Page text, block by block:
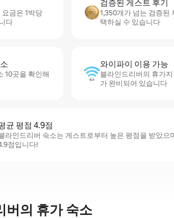
금은 1박당
다
검증된 게스트 후기
1,350개가 넘는 검증된
택하실 수 있습니다
10곳을 확인해
와이파이 이용 가능
블라인드리버의 휴가
가 완비되어 있습니다
균 평점 4.9점
라인드리버 숙소는 게스트로부터 높은 평점을 받았으
점입니다!
버의 휴가 숙소